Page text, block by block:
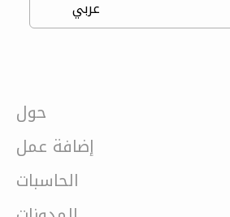
حول
إضافة عمل
الحاسبات